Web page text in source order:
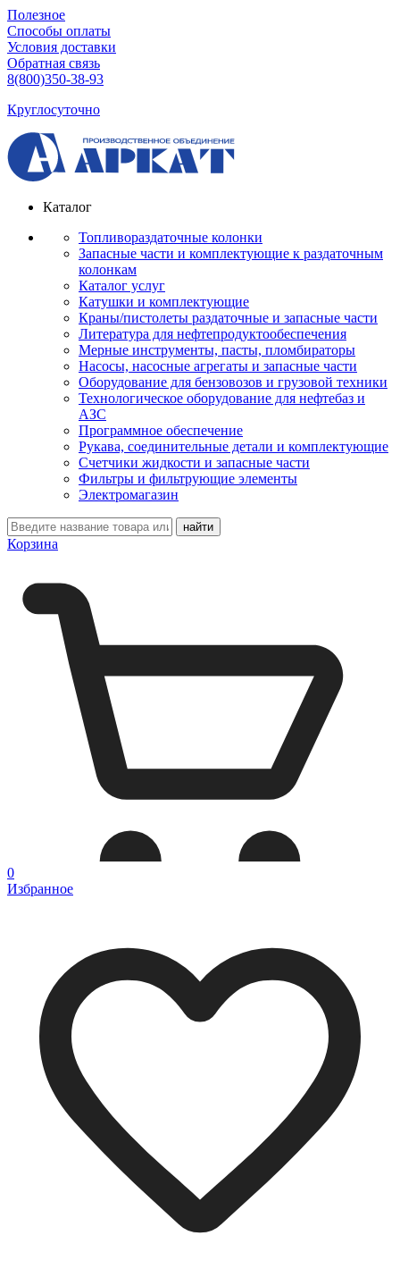
Полезное
Способы оплаты
Условия доставки
Обратная связь
8(800)350-38-93
Круглосуточно
Каталог
Топливораздаточные колонки
Запасные части и комплектующие к раздаточным
колонкам
Каталог услуг
Катушки и комплектующие
Краны/пистолеты раздаточные и запасные части
Литература для нефтепродуктообеспечения
Мерные инструменты, пасты, пломбираторы
Насосы, насосные агрегаты и запасные части
Оборудование для бензовозов и грузовой техники
Технологическое оборудование для нефтебаз и
АЗС
Программное обеспечение
Рукава, соединительные детали и комплектующие
Счетчики жидкости и запасные части
Фильтры и фильтрующие элементы
Электромагазин
Корзина
0
Избранное